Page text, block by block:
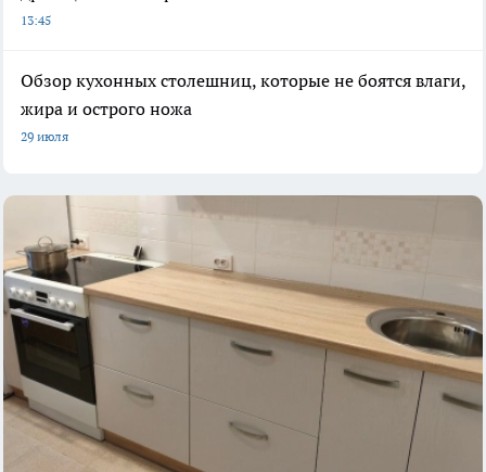
13:45
Обзор кухонных столешниц, которые не боятся влаги,
жира и острого ножа
29 июля